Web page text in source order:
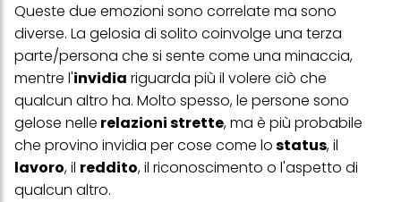
Queste due emozioni sono correlate ma sono
diverse. La gelosia di solito coinvolge una terza
parte/persona che si sente come una minaccia,
mentre l'invidia riguarda più il volere ciò che
qualcun altro ha. Molto spesso, le persone sono
gelose nelle relazioni strette, ma è più probabile
che provino invidia per cose come lostatus, il
lavoro, il reddito, il riconoscimento o l'aspetto di
qualcun altro.